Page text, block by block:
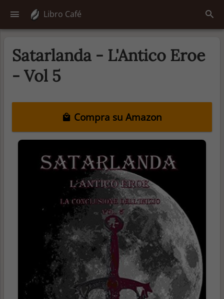
Libro Café
Satarlanda - L'Antico Eroe
- Vol 5
Compra su Amazon